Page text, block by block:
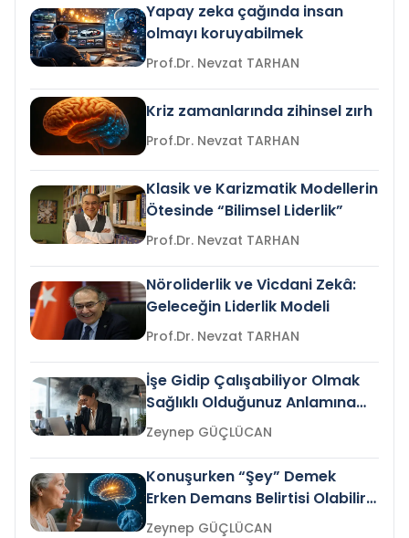
Yapay zeka çağında insan
olmayı koruyabilmek
Prof.Dr. Nevzat TARHAN
Kriz zamanlarında zihinsel zırh
Prof.Dr. Nevzat TARHAN
Klasik ve Karizmatik Modellerin
Ötesinde “Bilimsel Liderlik”
Prof.Dr. Nevzat TARHAN
Nöroliderlik ve Vicdani Zekâ:
Geleceğin Liderlik Modeli
Prof.Dr. Nevzat TARHAN
İşe Gidip Çalışabiliyor Olmak
Sağlıklı Olduğunuz Anlamına
Gelir mi?Zeynep GÜÇLÜCAN
Konuşurken “Şey” Demek
Erken Demans Belirtisi Olabilir
mi?
Zeynep GÜÇLÜCAN